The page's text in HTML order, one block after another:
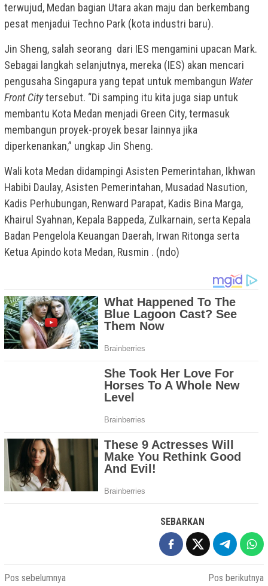
terwujud, Medan bagian Utara akan maju dan berkembang
pesat menjadui Techno Park (kota industri baru).
Jin Sheng, salah seorang dari IES mengamini upacan Mark.
Sebagai langkah selanjutnya, mereka (IES) akan mencari
pengusaha Singapura yang tepat untuk membangun Water
Front Citytersebut. “Di samping itu kita juga siap untuk
membantu Kota Medan menjadi Green City, termasuk
membangun proyek-proyek besar lainnya jika
diperkenankan,” ungkap Jin Sheng.
Wali kota Medan didampingi Asisten Pemerintahan, Ikhwan
Habibi Daulay, Asisten Pemerintahan, Musadad Nasution,
Kadis Perhubungan, Renward Parapat, Kadis Bina Marga,
Khairul Syahnan, Kepala Bappeda, Zulkarnain, serta Kepala
Badan Pengelola Keuangan Daerah, Irwan Ritonga serta
Ketua Apindo kota Medan, Rusmin . (ndo)
SEBARKAN
Navigasi
Pos sebelumnya Pos berikutnya